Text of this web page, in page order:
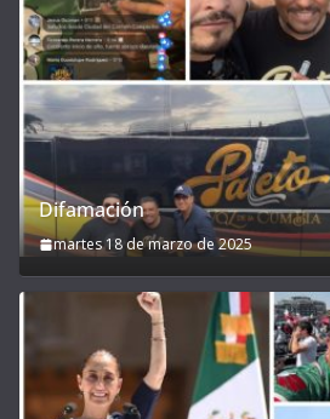
Difamación
martes 18 de marzo de 2025